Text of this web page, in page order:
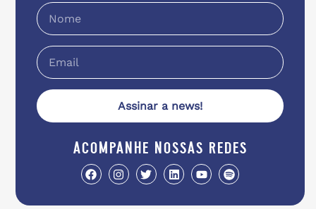
Assinar a news!
acompanhe nossas redes